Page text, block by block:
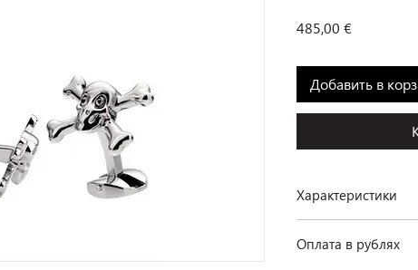
485,00 €
Добавить в
Характеристики
Коллекция: Motif
Оплата в рублях